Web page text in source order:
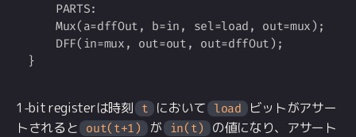
    PARTS:
    Mux(a=dffOut, b=in, sel=load, out=mux);
    DFF(in=mux, out=out, out=dffOut);
1-bit registerは時刻 t において load
ビットがアサー
トされると out(t+1) が in(t)
の値になり、アサート